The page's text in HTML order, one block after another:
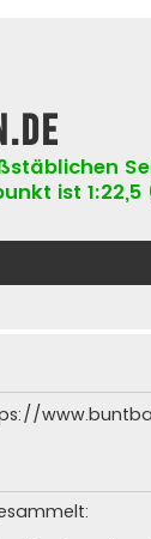
ist